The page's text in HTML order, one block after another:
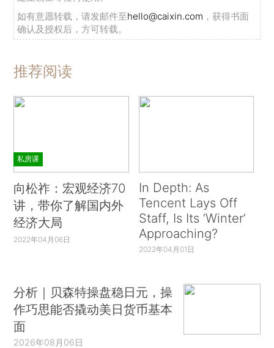
如有意愿转载，请发邮件至hello@caixin.com ，获得书面
确认及授权后，方可转载。
推荐阅读
私房课
向松祚：宏观经济70
讲，带你了解国内外
经济大局
2022年04月06日
In Depth: As
Tencent Lays Off
Staff, Is Its ‘Winter’
Approaching?
2022年04月01日
分析｜贝森特操盘稳日元，操
作巧思能否撬动美日货币基本
面
2026年08月06日